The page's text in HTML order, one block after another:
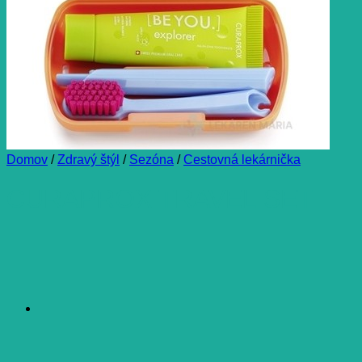
Domov / Zdravý štýl / Sezóna / Cestovná lekárnička